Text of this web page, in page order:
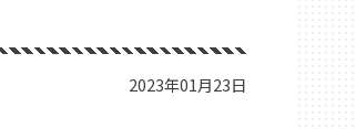
2023年01月23日